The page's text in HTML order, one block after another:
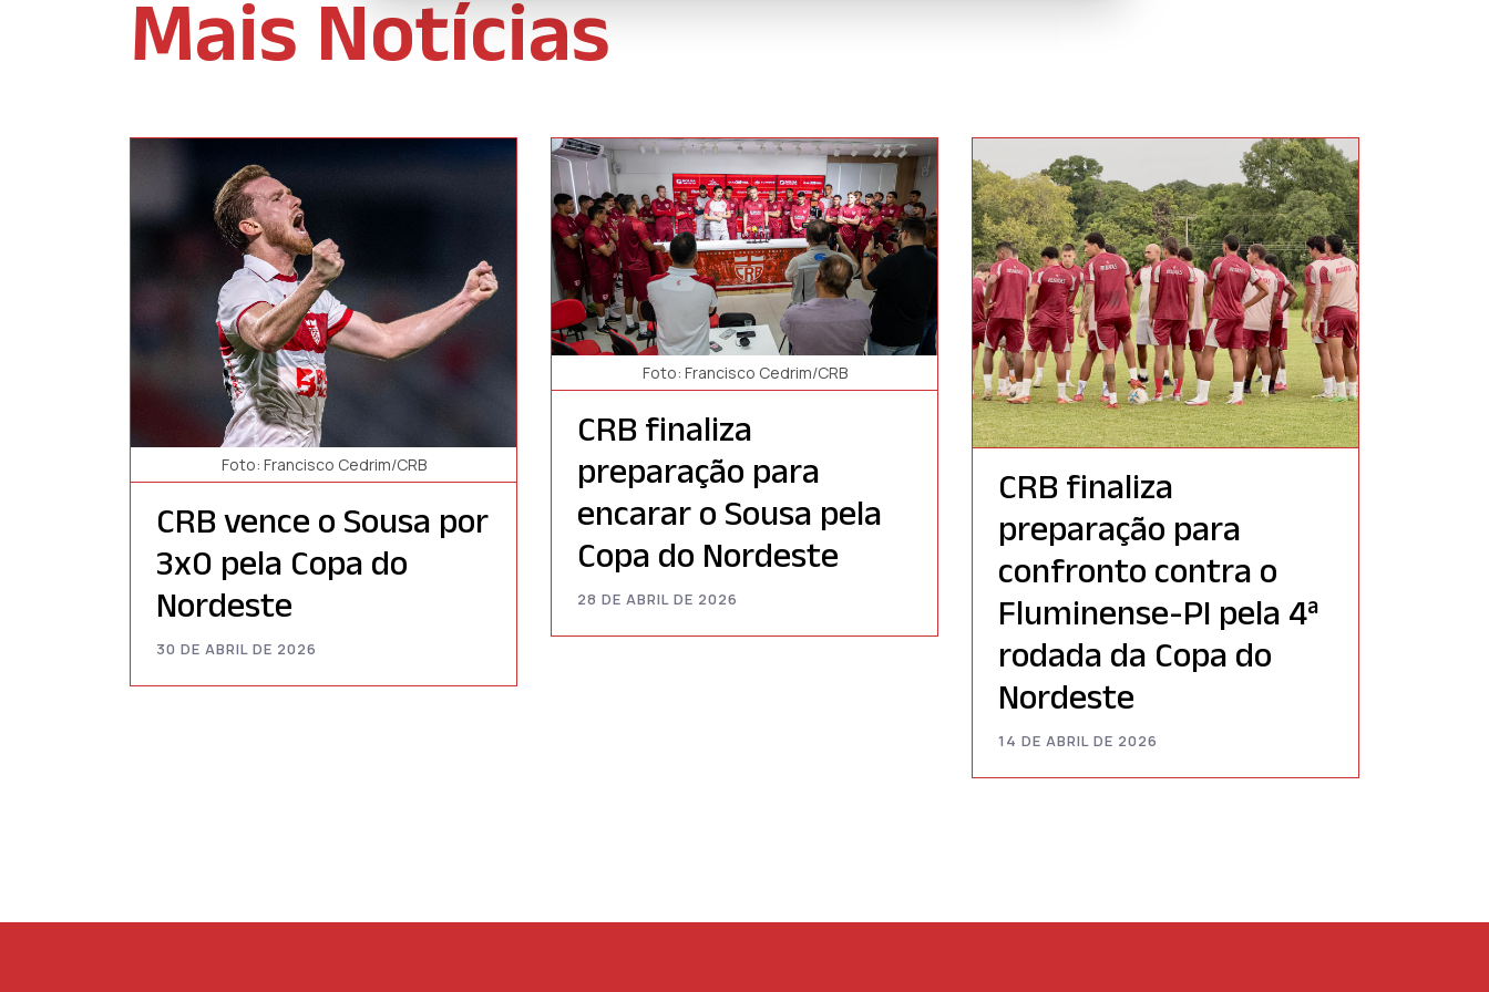
Mais Notícias
Foto: Francisco Cedrim/CRB
CRB vence o Sousa por
3x0 pela Copa do
Nordeste
30 DE ABRIL DE 2026
Foto: Francisco Cedrim/CRB
CRB finaliza
preparação para
encarar o Sousa pela
Copa do Nordeste
28 DE ABRIL DE 2026
CRB finaliza
preparação para
confronto contra o
Fluminense-PI pela 4ª
rodada da Copa do
Nordeste
14 DE ABRIL DE 2026